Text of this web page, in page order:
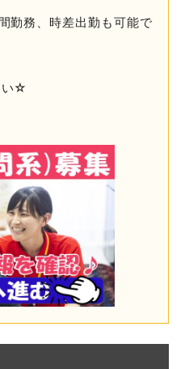
勤務、時差出勤も可能で
い☆